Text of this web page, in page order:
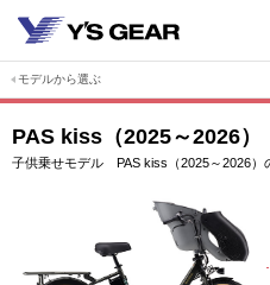
モデルから選ぶ
PAS kiss（2025～2026）
子供乗せモデル PAS kiss（2025～2026）